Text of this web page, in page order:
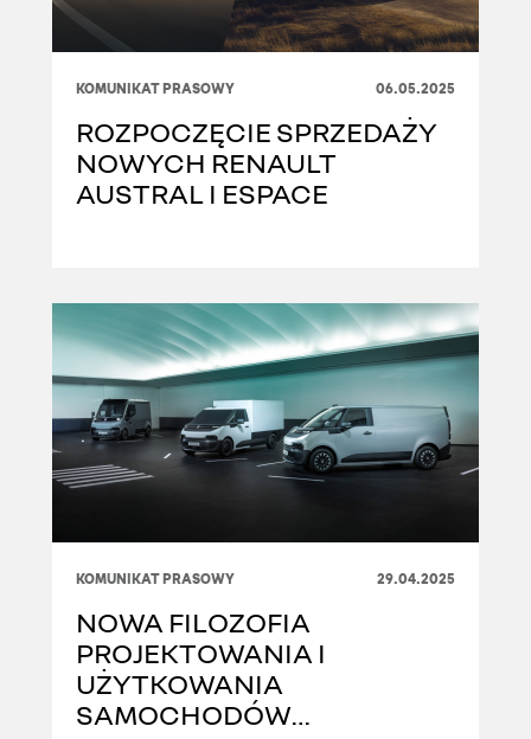
KOMUNIKAT PRASOWY 06.05.2025
ROZPOCZĘCIE SPRZEDAŻY
NOWYCH RENAULT
AUSTRAL I ESPACE
KOMUNIKAT PRASOWY 29.04.2025
NOWA FILOZOFIA
PROJEKTOWANIA I
UŻYTKOWANIA
SAMOCHODÓW